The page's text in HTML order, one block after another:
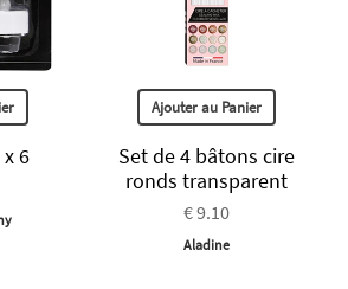
6
Ajouter au Panier
Set de 4 bâtons cire
ronds transparent
€ 9.10
Aladine